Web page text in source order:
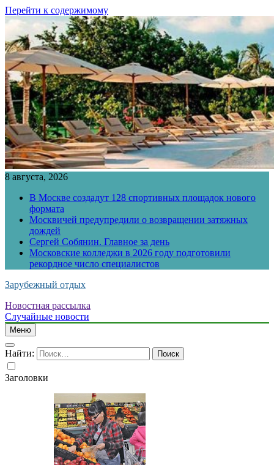
Перейти к содержимому
8 августа, 2026
В Москве создадут 128 спортивных площадок нового
формата
Москвичей предупредили о возвращении затяжных
дождей
Сергей Собянин. Главное за день
Московские колледжи в 2026 году подготовили
рекордное число специалистов
Зарубежный отдых
Новостная рассылка
Случайные новости
Меню
Найти:
Заголовки